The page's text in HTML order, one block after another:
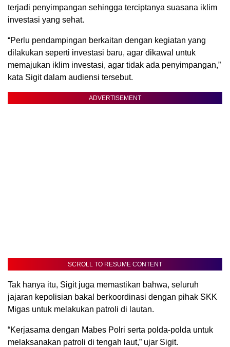
terjadi penyimpangan sehingga terciptanya suasana iklim
investasi yang sehat.
“Perlu pendampingan berkaitan dengan kegiatan yang
dilakukan seperti investasi baru, agar dikawal untuk
memajukan iklim investasi, agar tidak ada penyimpangan,”
kata Sigit dalam audiensi tersebut.
ADVERTISEMENT
SCROLL TO RESUME CONTENT
Tak hanya itu, Sigit juga memastikan bahwa, seluruh
jajaran kepolisian bakal berkoordinasi dengan pihak SKK
Migas untuk melakukan patroli di lautan.
“Kerjasama dengan Mabes Polri serta polda-polda untuk
melaksanakan patroli di tengah laut,” ujar Sigit.